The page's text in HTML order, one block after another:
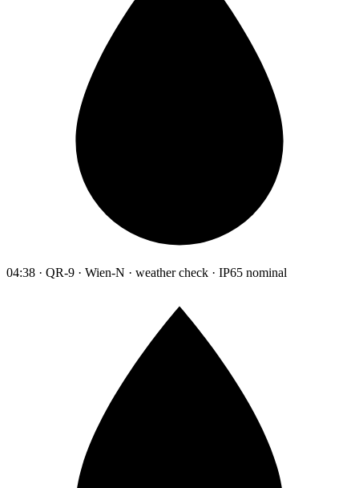
04:38 · QR-9 · Wien-N · weather check · IP65 nominal